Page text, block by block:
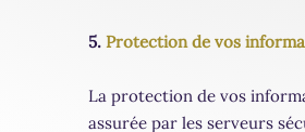
5. Protection de vos
La protection de vos
assurée par les serveurs